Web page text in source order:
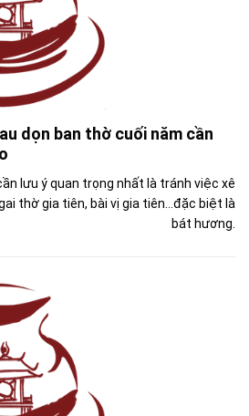
dọn ban thờ cuối năm cần
lưu ý quan trọng nhất là tránh việc xê
thờ gia tiên, bài vị gia tiên…đặc biệt là
bát hương.